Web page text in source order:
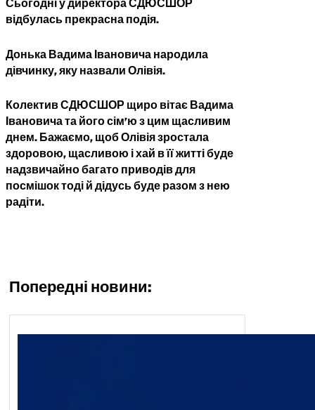
Сьогодні у директора СДЮСШОР
відбулась прекрасна подія.
Донька Вадима Івановича народила
дівчинку, яку назвали Олівія.
Колектив СДЮСШОР щиро вітає Вадима
Івановича та його сім’ю з цим щасливим
днем. Бажаємо, щоб Олівія зростала
здоровою, щасливою і хай в її житті буде
надзвичайно багато приводів для
посмішок тоді й дідусь буде разом з нею
радіти.
Попередні новини: